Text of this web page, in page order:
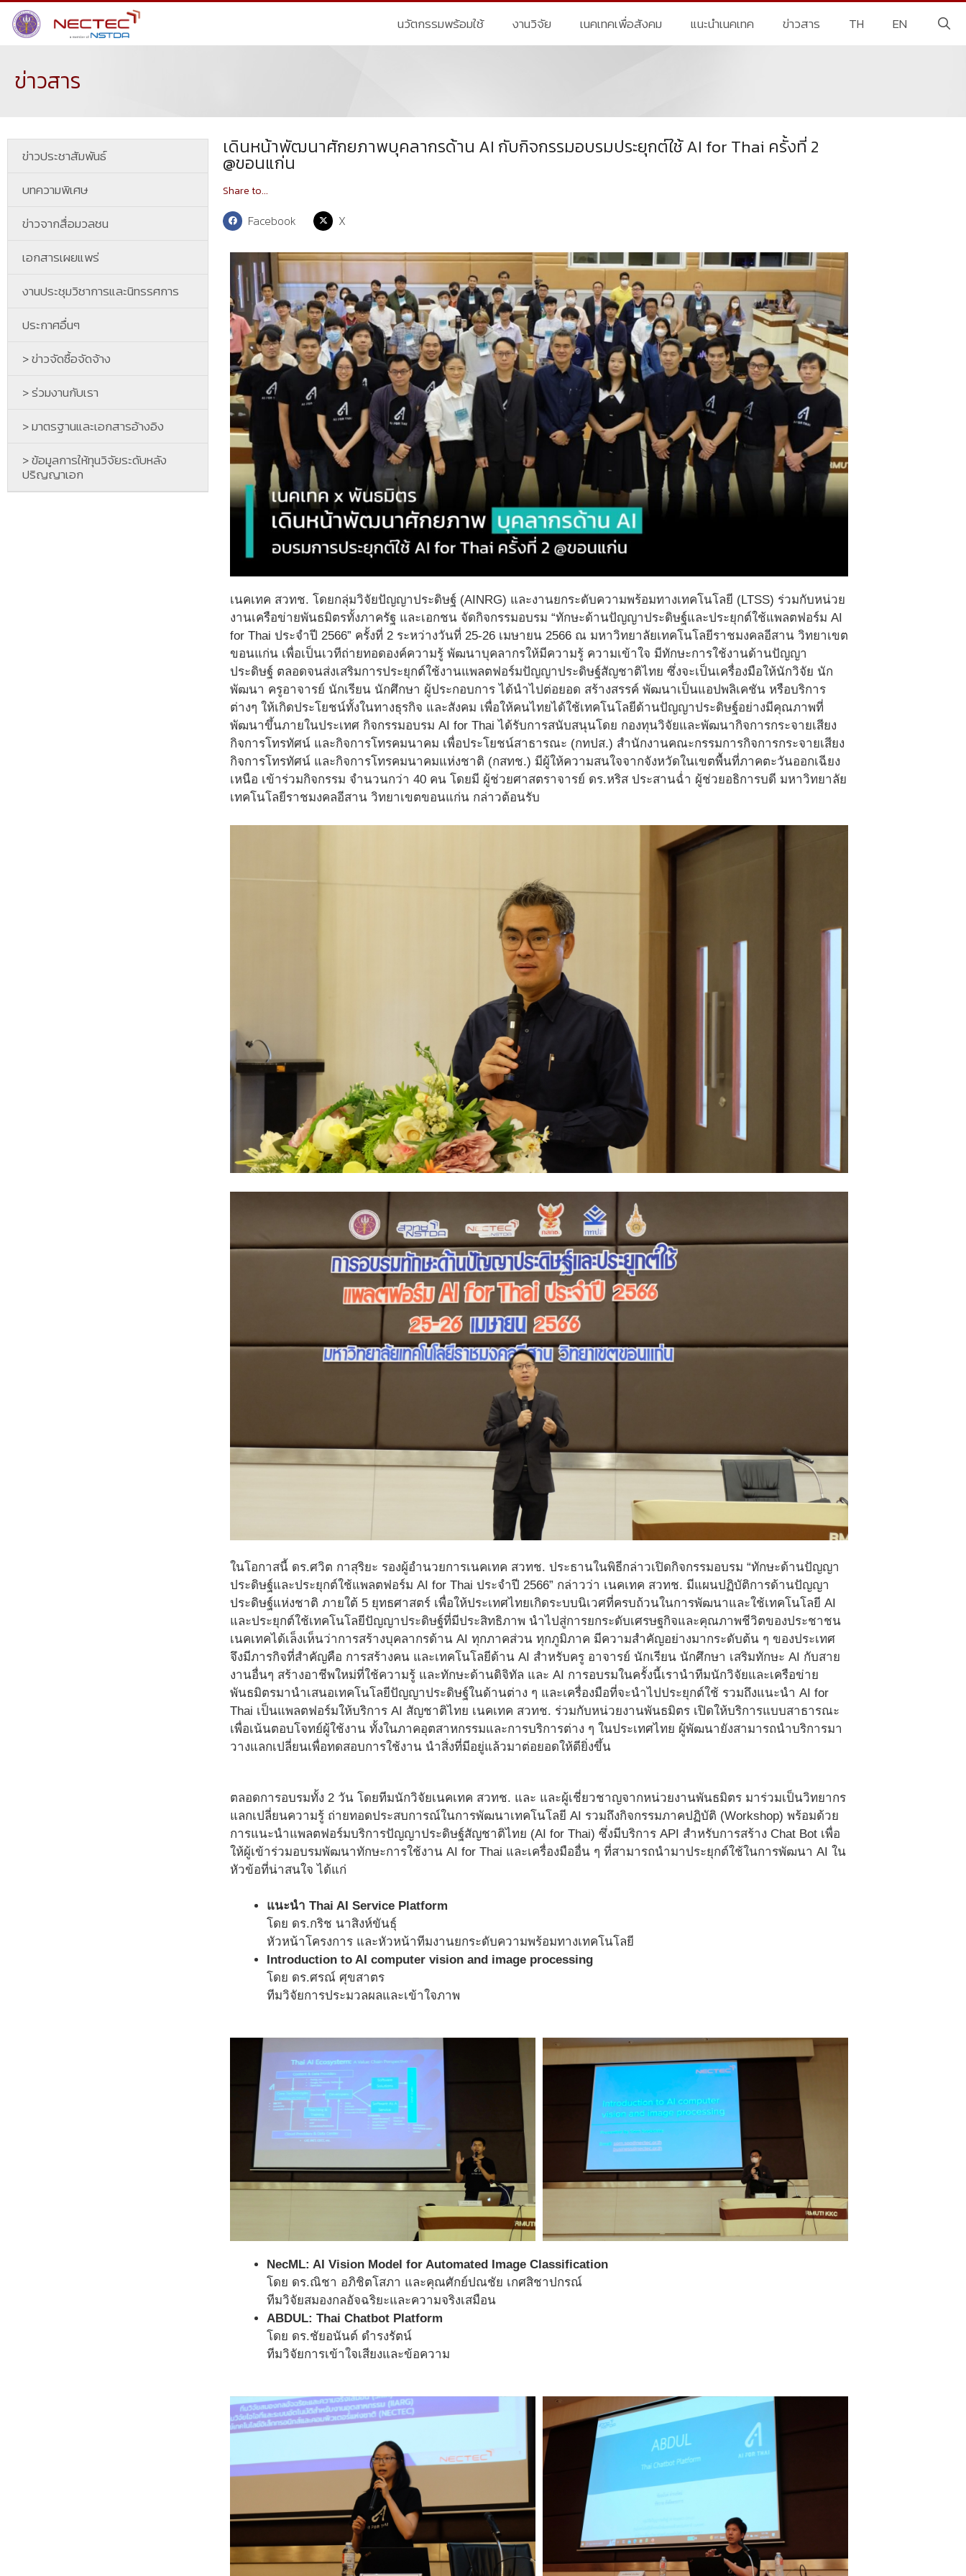
นวัตกรรมพร้อมใช้ งานวิจัย เนคเทคเพื่อสังคม แนะนำเนคเทค ข่าวสาร TH EN
ข่าวสาร
ข่าวประชาสัมพันธ์
บทความพิเศษ
ข่าวจากสื่อมวลชน
เอกสารเผยแพร่
งานประชุมวิชาการและนิทรรศการ
ประกาศอื่นๆ
> ข่าวจัดซื้อจัดจ้าง
> ร่วมงานกับเรา
> มาตรฐานและเอกสารอ้างอิง
> ข้อมูลการให้ทุนวิจัยระดับหลัง
ปริญญาเอก
เดินหน้าพัฒนาศักยภาพบุคลากรด้าน AI กับกิจกรรมอบรมประยุกต์ใช้ AI for Thai ครั้งที่ 2
@ขอนแก่น
Share to...
Facebook X
เนคเทค สวทช. โดยกลุ่มวิจัยปัญญาประดิษฐ์ (AINRG) และงานยกระดับความพร้อมทางเทคโนโลยี (LTSS) ร่วมกับหน่วย
งานเครือข่ายพันธมิตรทั้งภาครัฐ และเอกชน จัดกิจกรรมอบรม “ทักษะด้านปัญญาประดิษฐ์และประยุกต์ใช้แพลตฟอร์ม AI
for Thai ประจำปี 2566” ครั้งที่ 2 ระหว่างวันที่ 25-26 เมษายน 2566 ณ มหาวิทยาลัยเทคโนโลยีราชมงคลอีสาน วิทยาเขต
ขอนแก่น เพื่อเป็นเวทีถ่ายทอดองค์ความรู้ พัฒนาบุคลากรให้มีความรู้ ความเข้าใจ มีทักษะการใช้งานด้านปัญญา
ประดิษฐ์ ตลอดจนส่งเสริมการประยุกต์ใช้งานแพลตฟอร์มปัญญาประดิษฐ์สัญชาติไทย ซึ่งจะเป็นเครื่องมือให้นักวิจัย นัก
พัฒนา ครูอาจารย์ นักเรียน นักศึกษา ผู้ประกอบการ ได้นำไปต่อยอด สร้างสรรค์ พัฒนาเป็นแอปพลิเคชัน หรือบริการ
ต่างๆ ให้เกิดประโยชน์ทั้งในทางธุรกิจ และสังคม เพื่อให้คนไทยได้ใช้เทคโนโลยีด้านปัญญาประดิษฐ์อย่างมีคุณภาพที่
พัฒนาขึ้นภายในประเทศ กิจกรรมอบรม AI for Thai ได้รับการสนับสนุนโดย กองทุนวิจัยและพัฒนากิจการกระจายเสียง
กิจการโทรทัศน์ และกิจการโทรคมนาคม เพื่อประโยชน์สาธารณะ (กทปส.) สำนักงานคณะกรรมการกิจการกระจายเสียง
กิจการโทรทัศน์ และกิจการโทรคมนาคมแห่งชาติ (กสทช.) มีผู้ให้ความสนใจจากจังหวัดในเขตพื้นที่ภาคตะวันออกเฉียง
เหนือ เข้าร่วมกิจกรรม จำนวนกว่า 40 คน โดยมี ผู้ช่วยศาสตราจารย์ ดร.หริส ประสานฉ่ำ ผู้ช่วยอธิการบดี มหาวิทยาลัย
เทคโนโลยีราชมงคลอีสาน วิทยาเขตขอนแก่น กล่าวต้อนรับ
ในโอกาสนี้ ดร.ศวิต กาสุริยะ รองผู้อำนวยการเนคเทค สวทช. ประธานในพิธีกล่าวเปิดกิจกรรมอบรม “ทักษะด้านปัญญา
ประดิษฐ์และประยุกต์ใช้แพลตฟอร์ม AI for Thai ประจำปี 2566” กล่าวว่า เนคเทค สวทช. มีแผนปฏิบัติการด้านปัญญา
ประดิษฐ์แห่งชาติ ภายใต้ 5 ยุทธศาสตร์ เพื่อให้ประเทศไทยเกิดระบบนิเวศที่ครบถ้วนในการพัฒนาและใช้เทคโนโลยี AI
และประยุกต์ใช้เทคโนโลยีปัญญาประดิษฐ์ที่มีประสิทธิภาพ นำไปสู่การยกระดับเศรษฐกิจและคุณภาพชีวิตของประชาชน
เนคเทคได้เล็งเห็นว่าการสร้างบุคลากรด้าน AI ทุกภาคส่วน ทุกภูมิภาค มีความสำคัญอย่างมากระดับต้น ๆ ของประเทศ
จึงมีภารกิจที่สำคัญคือ การสร้างคน และเทคโนโลยีด้าน AI สําหรับครู อาจารย์ นักเรียน นักศึกษา เสริมทักษะ AI กับสาย
งานอื่นๆ สร้างอาชีพใหม่ที่ใช้ความรู้ และทักษะด้านดิจิทัล และ AI การอบรมในครั้งนี้เรานำทีมนักวิจัยและเครือข่าย
พันธมิตรมานำเสนอเทคโนโลยีปัญญาประดิษฐ์ในด้านต่าง ๆ และเครื่องมือที่จะนำไปประยุกต์ใช้ รวมถึงแนะนำ AI for
Thai เป็นแพลตฟอร์มให้บริการ AI สัญชาติไทย เนคเทค สวทช. ร่วมกับหน่วยงานพันธมิตร เปิดให้บริการแบบสาธารณะ
เพื่อเน้นตอบโจทย์ผู้ใช้งาน ทั้งในภาคอุตสาหกรรมและการบริการต่าง ๆ ในประเทศไทย ผู้พัฒนายังสามารถนำบริการมา
วางแลกเปลี่ยนเพื่อทดสอบการใช้งาน นำสิ่งที่มีอยู่แล้วมาต่อยอดให้ดียิ่งขึ้น
ตลอดการอบรมทั้ง 2 วัน โดยทีมนักวิจัยเนคเทค สวทช. และ และผู้เชี่ยวชาญจากหน่วยงานพันธมิตร มาร่วมเป็นวิทยากร
แลกเปลี่ยนความรู้ ถ่ายทอดประสบการณ์ในการพัฒนาเทคโนโลยี AI รวมถึงกิจกรรมภาคปฏิบัติ (Workshop) พร้อมด้วย
การแนะนำแพลตฟอร์มบริการปัญญาประดิษฐ์สัญชาติไทย (AI for Thai) ซึ่งมีบริการ API สำหรับการสร้าง Chat Bot เพื่อ
ให้ผู้เข้าร่วมอบรมพัฒนาทักษะการใช้งาน AI for Thai และเครื่องมืออื่น ๆ ที่สามารถนำมาประยุกต์ใช้ในการพัฒนา AI ใน
หัวข้อที่น่าสนใจ ได้แก่
แนะนำ Thai AI Service Platform
โดย ดร.กริช นาสิงห์ขันธุ์
หัวหน้าโครงการ และหัวหน้าทีมงานยกระดับความพร้อมทางเทคโนโลยี
Introduction to AI computer vision and image processing
โดย ดร.ศรณ์ ศุขสาตร
ทีมวิจัยการประมวลผลและเข้าใจภาพ
NecML: AI Vision Model for Automated Image Classification
โดย ดร.ณิชา อภิชิตโสภา และคุณศักย์ปณชัย เกศสิชาปกรณ์
ทีมวิจัยสมองกลอัจฉริยะและความจริงเสมือน
ABDUL: Thai Chatbot Platform
โดย ดร.ชัยอนันต์ ดำรงรัตน์
ทีมวิจัยการเข้าใจเสียงและข้อความ